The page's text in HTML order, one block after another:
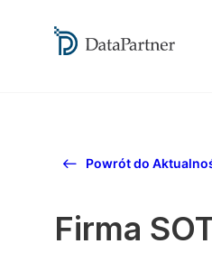
Powrót do
Firma